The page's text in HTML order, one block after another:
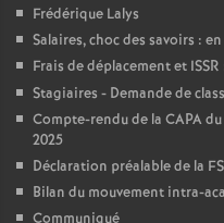
Frédérique Lalys
Salaires, choc des savoirs :
Frais de déplacement et
Stagiaires - Demande de
Compte-rendu de la CAPA
2025
Déclaration préalable de la
Bilan du mouvement intra-